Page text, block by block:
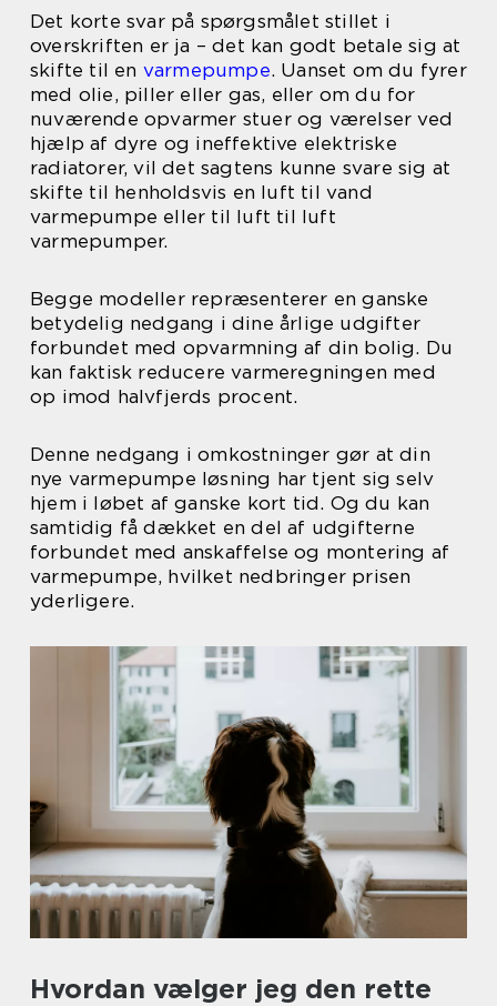
Det korte svar på spørgsmålet stillet i
overskriften er ja – det kan godt betale sig at
skifte til en varmepumpe. Uanset om du fyrer
med olie, piller eller gas, eller om du for
nuværende opvarmer stuer og værelser ved
hjælp af dyre og ineffektive elektriske
radiatorer, vil det sagtens kunne svare sig at
skifte til henholdsvis en luft til vand
varmepumpe eller til luft til luft
varmepumper.
Begge modeller repræsenterer en ganske
betydelig nedgang i dine årlige udgifter
forbundet med opvarmning af din bolig. Du
kan faktisk reducere varmeregningen med
op imod halvfjerds procent.
Denne nedgang i omkostninger gør at din
nye varmepumpe løsning har tjent sig selv
hjem i løbet af ganske kort tid. Og du kan
samtidig få dækket en del af udgifterne
forbundet med anskaffelse og montering af
varmepumpe, hvilket nedbringer prisen
yderligere.
Hvordan vælger jeg den rette